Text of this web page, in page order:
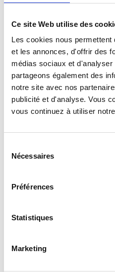
Ce site Web utilise des
Les cookies nous
et les annonces, d'offrir des
médias sociaux et d'analyser
partageons également des
notre site avec nos
publicité et d'analyse. Vous
vous continuez à utiliser
Nécessaires
Préférences
Statistiques
Marketing